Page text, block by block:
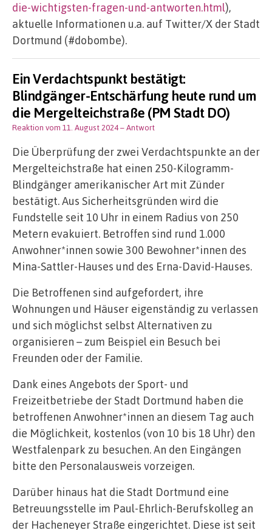
die-wichtigsten-fragen-und-antworten.html),
aktuelle Informationen u.a. auf Twitter/X der Stadt
Dortmund (#dobombe).
Ein Verdachtspunkt bestätigt:
Blindgänger-Entschärfung heute rund um
die Mergelteichstraße (PM Stadt DO)
Reaktion vom 11. August 2024– Antwort
Die Überprüfung der zwei Verdachtspunkte an der
Mergelteichstraße hat einen 250-Kilogramm-
Blindgänger amerikanischer Art mit Zünder
bestätigt. Aus Sicherheitsgründen wird die
Fundstelle seit 10 Uhr in einem Radius von 250
Metern evakuiert. Betroffen sind rund 1.000
Anwohner*innen sowie 300 Bewohner*innen des
Mina-Sattler-Hauses und des Erna-David-Hauses.
Die Betroffenen sind aufgefordert, ihre
Wohnungen und Häuser eigenständig zu verlassen
und sich möglichst selbst Alternativen zu
organisieren – zum Beispiel ein Besuch bei
Freunden oder der Familie.
Dank eines Angebots der Sport- und
Freizeitbetriebe der Stadt Dortmund haben die
betroffenen Anwohner*innen an diesem Tag auch
die Möglichkeit, kostenlos (von 10 bis 18 Uhr) den
Westfalenpark zu besuchen. An den Eingängen
bitte den Personalausweis vorzeigen.
Darüber hinaus hat die Stadt Dortmund eine
Betreuungsstelle im Paul-Ehrlich-Berufskolleg an
der Hacheneyer Straße eingerichtet. Diese ist seit